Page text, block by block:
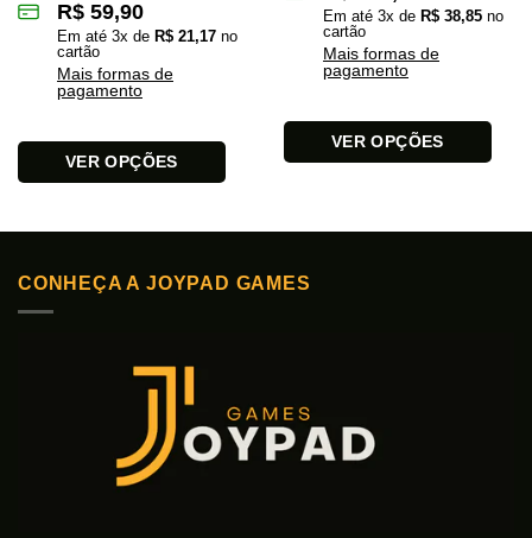
R$ 59,90
Em até 3x de R$ 21,17 no
cartão
Mais formas de
pagamento
VER OPÇÕES
variantes.
As
Em até 3x de R$ 38,85 no
cartão
Mais formas de
pagamento
VER OPÇÕES
variantes.
na
página
CONHEÇA A JOYPAD GAMES